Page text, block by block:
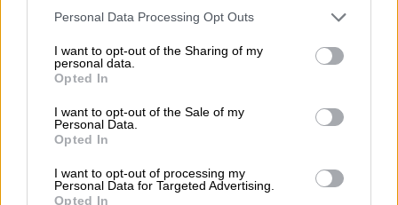
Please note that this website/app uses one or more Google
not limited to your visit or usage behaviour. You may click to
grant or deny consent to Google and its third-party tags to
use your data for below specified purposes in below Google
consent section.
Personal Data Processing Opt Outs
I want to opt-out of the Sharing of my
personal data.
Opted In
I want to opt-out of the Sale of my
Personal Data.
Opted In
I want to opt-out of processing my
Personal Data for Targeted Advertising.
Opted In
εκλογές. «Εμείς δεν είμαστε του
στα κανάλια και να ζητάμε εκλογές. Το
κάνουμε θεσμικά», ανέφερε, προσθέτοντας
πως «
η πρόταση αυτή έχει έναν και μόνο
στόχο: να φύγει η κυβέρνηση Μητσοτάκη το
συντομότερο δυνατό».
Η ένταση κορυφώθηκε όταν ο Ανδρουλάκης